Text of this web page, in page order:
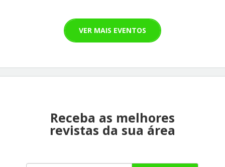
VER MAIS EVENTOS
Receba as melhores
revistas da sua área